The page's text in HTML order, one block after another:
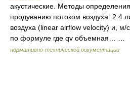
акустические. Методы
продуванию потоком воздуха: 2.4
воздуха (linear airflow velocity) и,
по формуле где qv объемная… …
нормативно-технической документации